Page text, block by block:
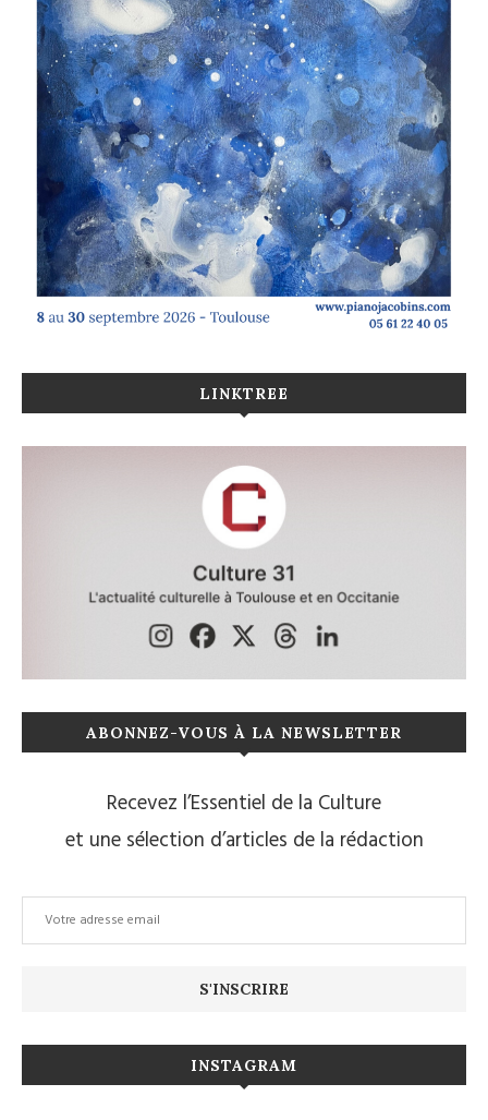
LINKTREE
ABONNEZ-VOUS À LA NEWSLETTER
Recevez l’Essentiel de la Culture
et une sélection d’articles de la rédaction
INSTAGRAM